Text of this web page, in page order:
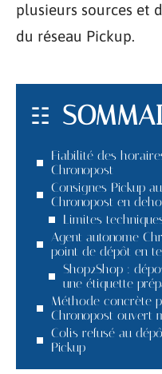
plusieurs sources et
du réseau Pickup.
Fiabilité des
Chronopost
Consignes Pickup
Chronopost en
Limites
Agent autonome
point de dépôt en
Shop2Shop :
une étiquette
Méthode concrète
Chronopost ouvert
Colis refusé au
Pickup